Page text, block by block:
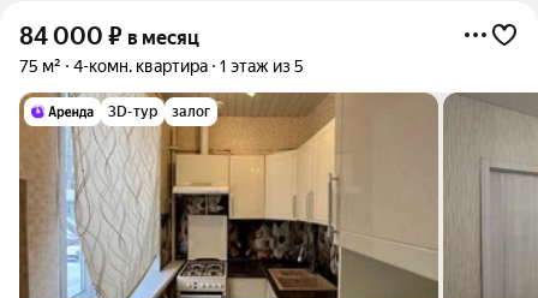
84 000 ₽ в месяц
75 м² 4-комн. квартира 1 этаж из 5
3D-тур залог